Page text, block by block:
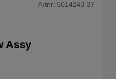
Artnr: 5014243-37
Assy